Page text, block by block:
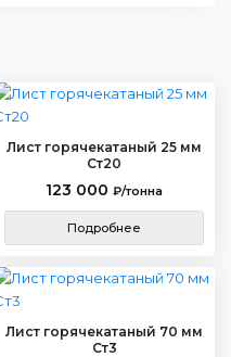
Лист горячекатаный 25 мм
Ст20
123 000 ₽/тонна
Подробнее
Лист горячекатаный 70 мм
Ст3